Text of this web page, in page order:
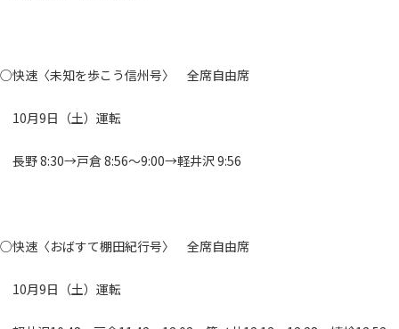
○快速〈未知を歩こう信州号〉 全席自由席
10月9日（土）運転
長野 8:30→戸倉 8:56～9:00→軽井沢 9:56
○快速〈おばすて棚田紀行号〉 全席自由席
10月9日（土）運転